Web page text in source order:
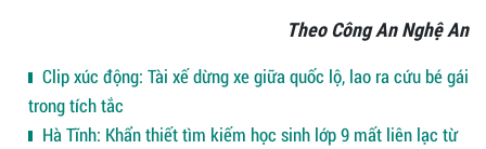
Theo Công An Nghệ An
Clip xúc động: Tài xế dừng xe giữa quốc lộ, lao ra cứu bé gái
trong tích tắc
Hà Tĩnh: Khẩn thiết tìm kiếm học sinh lớp 9 mất liên lạc từ